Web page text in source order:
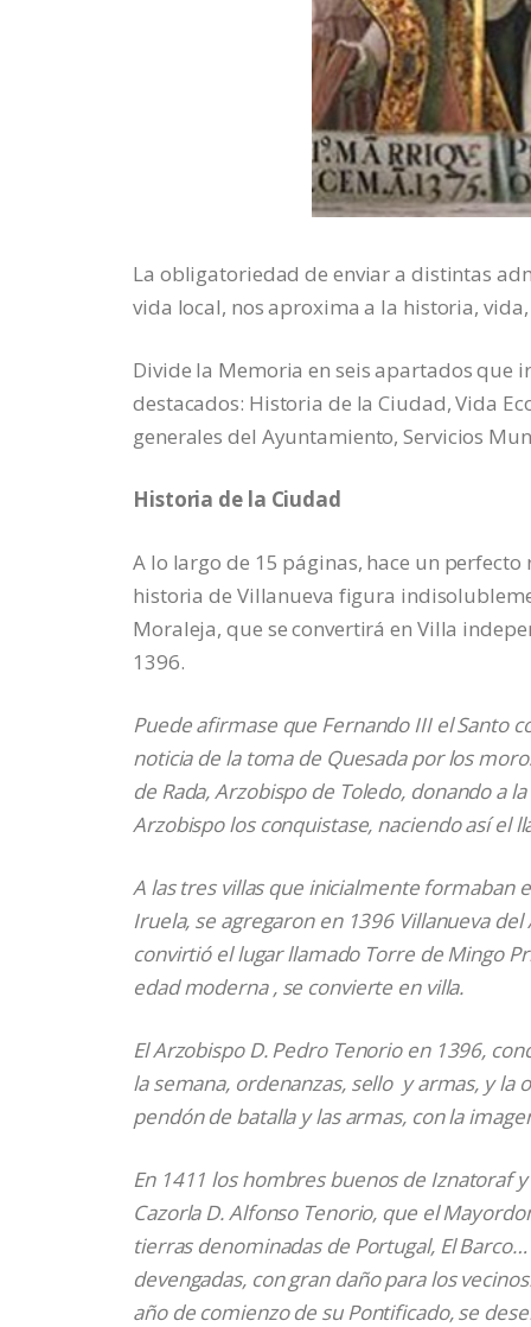
La obligatoriedad de enviar a distintas
vida local, nos aproxima a la historia,
Divide la Memoria en seis apartados que
destacados: Historia de la Ciudad, Vida
generales del Ayuntamiento, Servicios
Historia de la Ciudad
A lo largo de 15 páginas, hace un
historia de Villanueva figura
Moraleja, que se convertirá en Villa
1396.
Puede afirmase que Fernando III el Santo
noticia de la toma de Quesada por los
de Rada, Arzobispo de Toledo, donando a
Arzobispo los conquistase, naciendo así el
A las tres villas que inicialmente formaban
Iruela, se agregaron en 1396 Villanueva
convirtió el lugar llamado Torre de Mingo
edad moderna , se convierte en villa.
El Arzobispo D. Pedro Tenorio en 1396,
la semana, ordenanzas, sello y armas, y la
pendón de batalla y las armas, con la
En 1411 los hombres buenos de Iznatoraf
Cazorla D. Alfonso Tenorio, que el
tierras denominadas de Portugal, El
devengadas, con gran daño para los
año de comienzo de su Pontificado, se